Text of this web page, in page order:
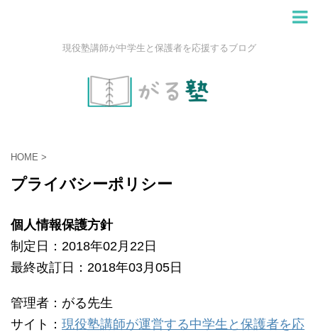
現役塾講師が中学生と保護者を応援するブログ
HOME >
プライバシーポリシー
個人情報保護方針
制定日：2018年02月22日
最終改訂日：2018年03月05日
管理者：がる先生
サイト： 現役塾講師が運営する中学生と保護者を応